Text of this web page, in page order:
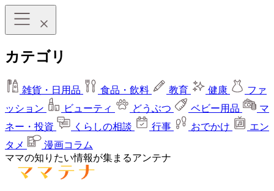
カテゴリ
雑貨・日用品 食品・飲料 教育 健康
ファ
ッション
ビューティ どうぶつ ベビー用品
マ
ネー・投資
くらしの相談 行事 おでかけ
エン
タメ
漫画コラム
ママの知りたい情報が集まるアンテナ